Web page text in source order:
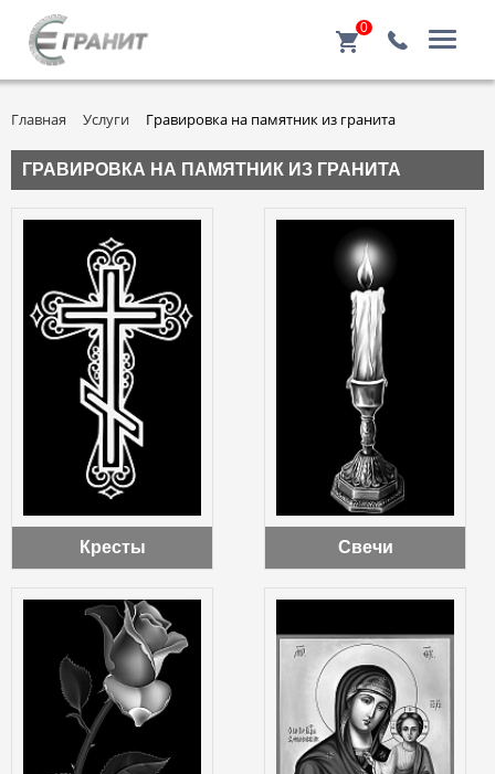
0
Главная Услуги Гравировка на памятник из гранита
ГРАВИРОВКА НА ПАМЯТНИК ИЗ ГРАНИТА
Кресты Свечи